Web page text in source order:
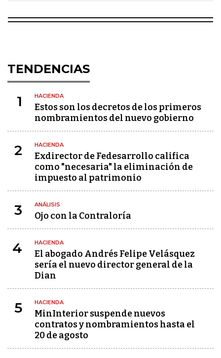
TENDENCIAS
1 HACIENDA
Estos son los decretos de los primeros
nombramientos del nuevo gobierno
2 HACIENDA
Exdirector de Fedesarrollo califica
como "necesaria" la eliminación de
impuesto al patrimonio
3 ANÁLISIS
Ojo con la Contraloría
4 HACIENDA
El abogado Andrés Felipe Velásquez
sería el nuevo director general de la
Dian
5 HACIENDA
MinInterior suspende nuevos
contratos y nombramientos hasta el
20 de agosto